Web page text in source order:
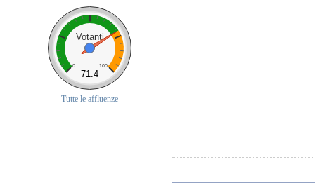
Votanti
0 100
71.4
Tutte le affluenze